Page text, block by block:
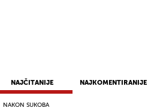
NAJČITANIJE NAJKOMENTIRANIJE
NAKON SUKOBA